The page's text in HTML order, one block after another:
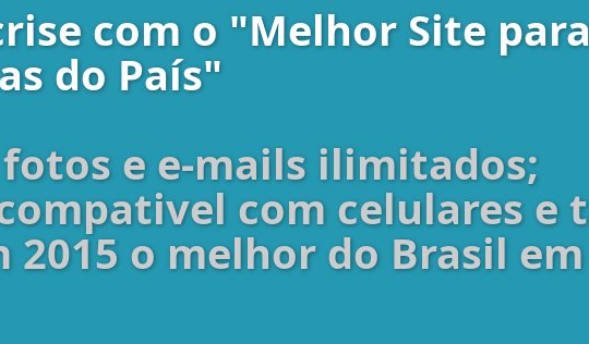
com o "Melhor Site para
do País"
e e-mails ilimitados;
com celulares e
2015 o melhor do Brasil